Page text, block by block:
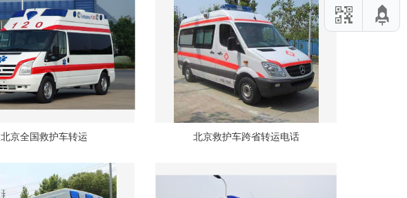
北京全国救护车转运 北京救护车跨省转运电话